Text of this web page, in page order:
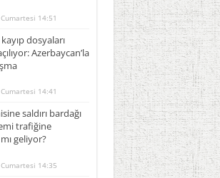
14:51
dosyaları
Azerbaycan’la
14:41
saldırı bardağı
trafiğine
geliyor?
14:35